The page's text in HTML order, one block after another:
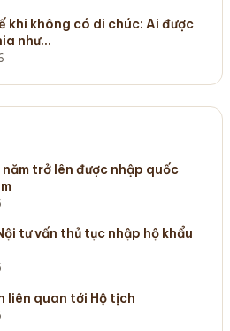
khi không có di chúc: Ai được
như…
trở lên được nhập quốc
tư vấn thủ tục nhập hộ khẩu
liên quan tới Hộ tịch